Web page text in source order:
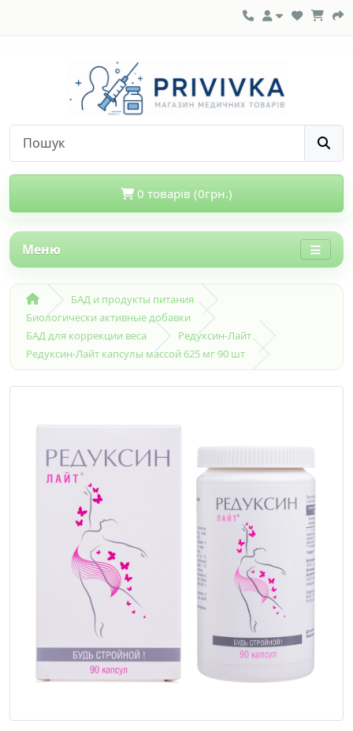
0 товарів (0грн.)
Меню
БАД и продукты питания
Биологически активные добавки
БАД для коррекции веса
Редуксин-Лайт
Редуксин-Лайт капсулы массой 625 мг 90 шт